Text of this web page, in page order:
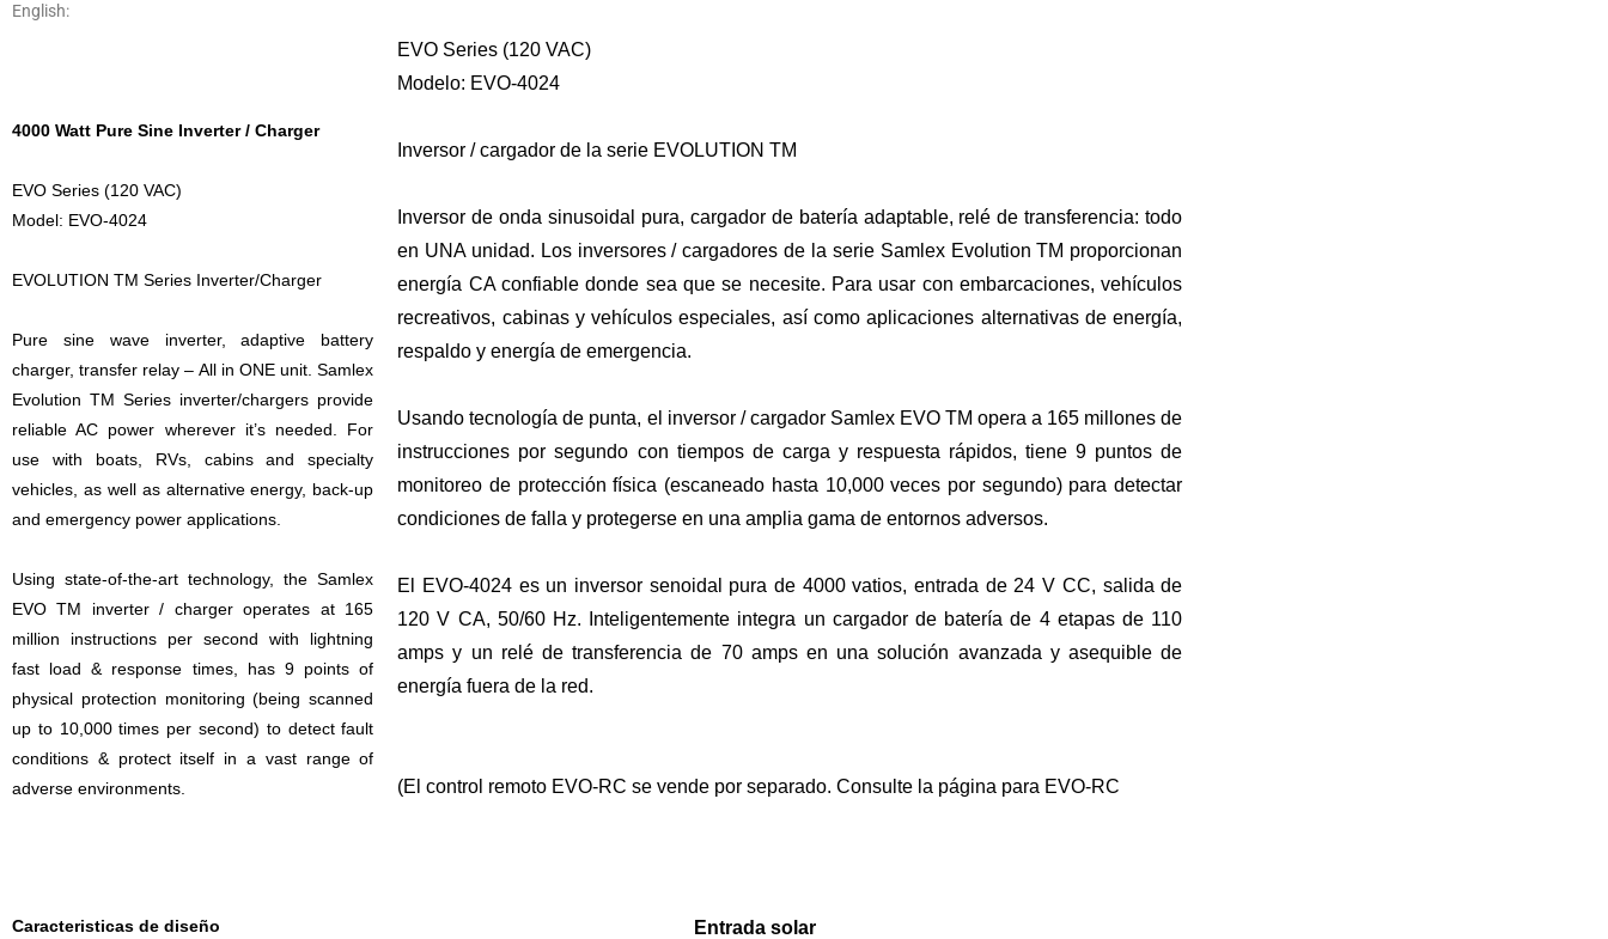
English:
4000 Watt Pure Sine Inverter / Charger
EVO Series (120 VAC)
Model: EVO-4024
EVOLUTION TM Series Inverter/Charger
Pure sine wave inverter, adaptive battery
charger, transfer relay – All in ONE unit. Samlex
EvolutionTM Series inverter/chargers provide
reliable AC power wherever it’s needed. For
use with boats, RVs, cabins and specialty
vehicles, as well as alternative energy, back-up
and emergency power applications.
Using state-of-the-art technology, the Samlex
EVOTM inverter / charger operates at 165
million instructions per second with lightning
fast load & response times, has 9 points of
physical protection monitoring (being scanned
up to 10,000 times per second) to detect fault
conditions & protect itself in a vast range of
adverse environments.
EVO Series (120 VAC)
Modelo: EVO-4024
Inversor / cargador de la serie EVOLUTION TM
Inversor de onda sinusoidal pura, cargador de batería adaptable, relé de transferencia: todo
en UNA unidad. Los inversores / cargadores de la serie Samlex EvolutionTM proporcionan
energía CA confiable donde sea que se necesite. Para usar con embarcaciones, vehículos
recreativos, cabinas y vehículos especiales, así como aplicaciones alternativas de energía,
respaldo y energía de emergencia.
Usando tecnología de punta, el inversor / cargador Samlex EVO TM opera a 165 millones de
instrucciones por segundo con tiempos de carga y respuesta rápidos, tiene 9 puntos de
monitoreo de protección física (escaneado hasta 10,000 veces por segundo) para detectar
condiciones de falla y protegerse en una amplia gama de entornos adversos.
El EVO-4024 es un inversor senoidal pura de 4000 vatios, entrada de 24 V CC, salida de
120 V CA, 50/60 Hz. Inteligentemente integra un cargador de batería de 4 etapas de 110
amps y un relé de transferencia de 70 amps en una solución avanzada y asequible de
energía fuera de la red.
(El control remoto EVO-RC se vende por separado. Consulte la página para EVO-RC
Caracteristicas de diseño Entrada solar